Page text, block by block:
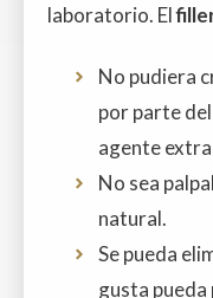
laboratorio. El
No pudiera
por parte
agente
No sea
natural.
Se pueda
gusta pueda